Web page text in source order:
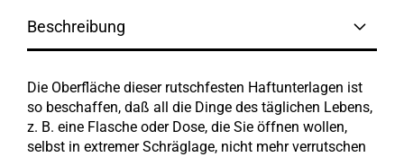
Beschreibung
Die Oberfläche dieser rutschfesten Haftunterlagen ist
so beschaffen, daß all die Dinge des täglichen Lebens,
z. B. eine Flasche oder Dose, die Sie öffnen wollen,
selbst in extremer Schräglage, nicht mehr verrutschen